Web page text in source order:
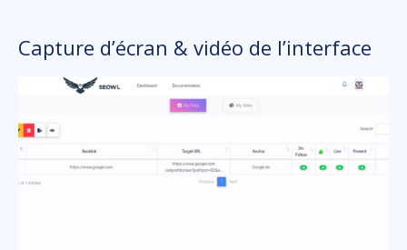
Capture d’écran & vidéo de l’interface